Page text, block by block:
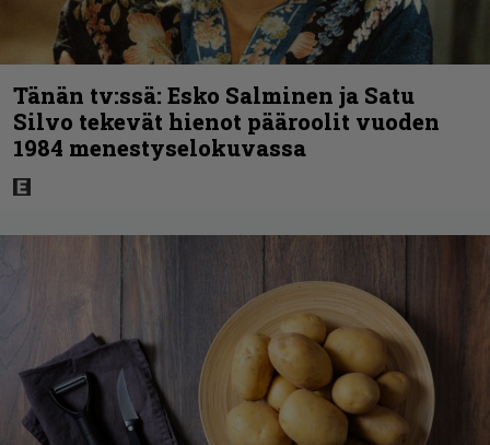
Tänän tv:ssä: Esko Salminen ja Satu
Silvo tekevät hienot pääroolit vuoden
1984 menestyselokuvassa